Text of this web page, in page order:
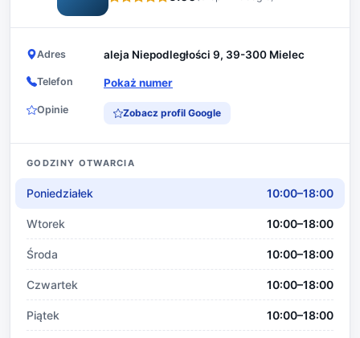
Adres aleja Niepodległości 9, 39-300 Mielec
Telefon Pokaż numer
Opinie Zobacz profil Google
GODZINY OTWARCIA
Poniedziałek 10:00–18:00
Wtorek 10:00–18:00
Środa 10:00–18:00
Czwartek 10:00–18:00
Piątek 10:00–18:00